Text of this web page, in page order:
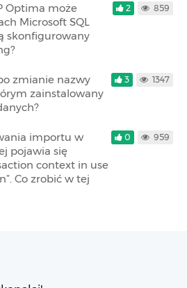
Optima może
Microsoft SQL
skonfigurowany
2 859
zmianie nazwy
zainstalowany
3 1347
importu w
pojawia się
context in use
Co zrobić w tej
0 959